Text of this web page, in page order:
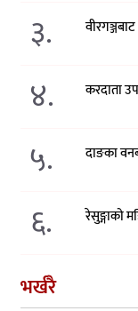
३.
४. करदाता
५. दाङका
६. रेसुङ्गाको
भर्खरै